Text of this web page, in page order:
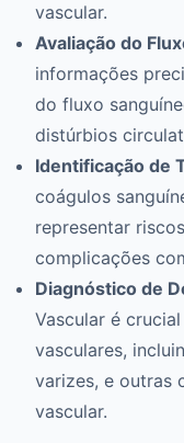
vascular.
Avaliação do
informações
do fluxo
distúrbios
Identificação de
coágulos
representar
complicações
Diagnóstico de
Vascular é
vasculares,
varizes, e outras
vascular.